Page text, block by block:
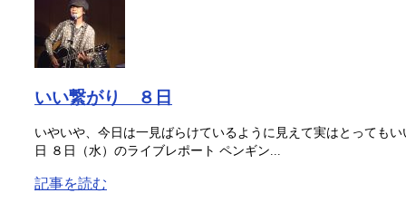
いい繋がり ８日
いやいや、今日は一見ばらけているように見えて実はとっても
日 ８日（水）のライブレポート ペンギン...
記事を読む